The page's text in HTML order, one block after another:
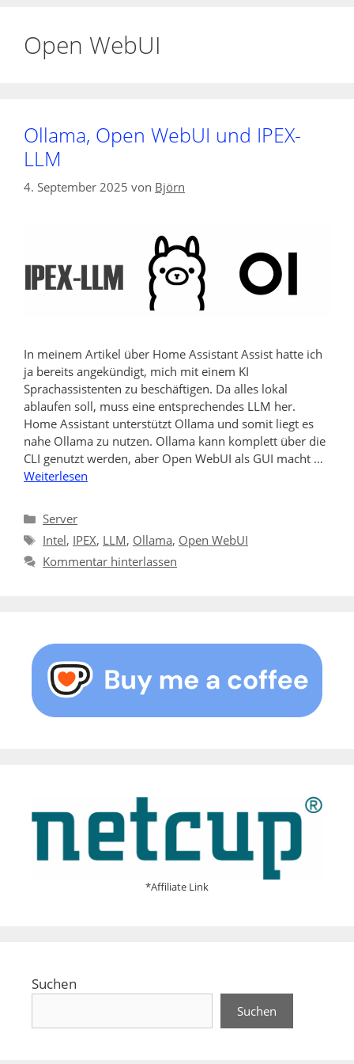
Open WebUI
Ollama, Open WebUI und IPEX-
LLM
4. September 2025 von Björn
In meinem Artikel über Home Assistant Assist hatte ich
ja bereits angekündigt, mich mit einem KI
Sprachassistenten zu beschäftigen. Da alles lokal
ablaufen soll, muss eine entsprechendes LLM her.
Home Assistant unterstützt Ollama und somit liegt es
nahe Ollama zu nutzen. Ollama kann komplett über die
CLI genutzt werden, aber Open WebUI als GUI macht …
Weiterlesen
Kategorien
Server
Schlagwörter
Intel, IPEX, LLM, Ollama, Open WebUI
Kommentar hinterlassen
*Affiliate Link
Suchen
Suchen